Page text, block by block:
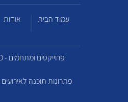
עמוד הבית אודות
PLAYZONE PRO - פרוייקטים ומתחמים
PLAYZONE APP - פתרונות תוכנה לאירועים